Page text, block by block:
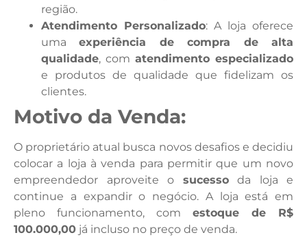
região.
Atendimento Personalizado: A loja oferece
umaexperiência de compra de alta
qualidade, com atendimento especializado
e produtos de qualidade que fidelizam os
clientes.
Motivo da Venda:
O proprietário atual busca novos desafios e decidiu
colocar a loja à venda para permitir que um novo
empreendedor aproveite o sucessoda loja e
continue a expandir o negócio. A loja está em
pleno funcionamento, com estoque de R$
100.000,00 já incluso no preço de venda.